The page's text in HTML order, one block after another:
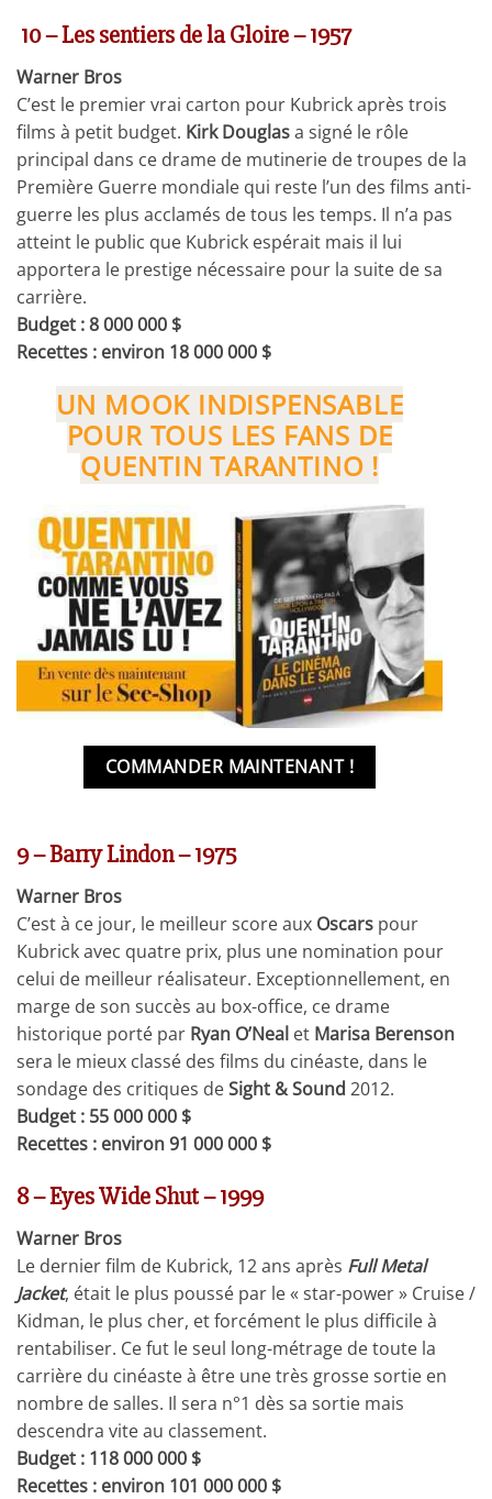
10 – Les sentiers de la Gloire – 1957
Warner Bros
C’est le premier vrai carton pour Kubrick après trois
films à petit budget. Kirk Douglasa signé le rôle
principal dans ce drame de mutinerie de troupes de la
Première Guerre mondiale qui reste l’un des films anti-
guerre les plus acclamés de tous les temps. Il n’a pas
atteint le public que Kubrick espérait mais il lui
apportera le prestige nécessaire pour la suite de sa
carrière.
Budget : 8 000 000 $
Recettes : environ 18 000 000 $
UN MOOK INDISPENSABLE
POUR TOUS LES FANS DE
QUENTIN TARANTINO !
COMMANDER MAINTENANT !
9 – Barry Lindon – 1975
Warner Bros
C’est à ce jour, le meilleur score aux Oscars pour
Kubrick avec quatre prix, plus une nomination pour
celui de meilleur réalisateur. Exceptionnellement, en
marge de son succès au box-office, ce drame
historique porté par Ryan O’Neal et Marisa Berenson
sera le mieux classé des films du cinéaste, dans le
sondage des critiques deSight & Sound 2012.
Budget : 55 000 000 $
Recettes : environ 91 000 000 $
8 – Eyes Wide Shut – 1999
Warner Bros
Le dernier film de Kubrick, 12 ans après Full Metal
Jacket, était le plus poussé par le « star-power » Cruise /
Kidman, le plus cher, et forcément le plus difficile à
rentabiliser. Ce fut le seul long-métrage de toute la
carrière du cinéaste à être une très grosse sortie en
nombre de salles. Il sera n°1 dès sa sortie mais
descendra vite au classement.
Budget : 118 000 000 $
Recettes : environ 101 000 000 $